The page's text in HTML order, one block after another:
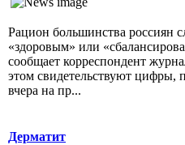
Рацион большинства россиян
«здоровым» или
сообщает корреспондент
этом свидетельствуют цифры,
вчера на пр...
Дерматит